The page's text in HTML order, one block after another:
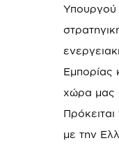
Υπουργού
Εμπορίας
χώρα μας
με την